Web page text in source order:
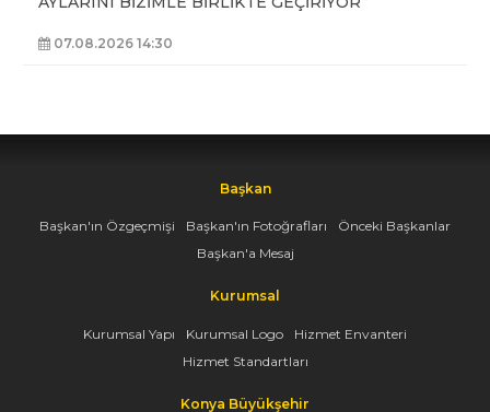
07.08.2026 14:30
Başkan
Başkan'ın Özgeçmişi Başkan'ın Fotoğrafları
Önceki Başkanlar
Başkan'a Mesaj
Kurumsal
Kurumsal Yapı Kurumsal Logo
Hizmet Envanteri
Hizmet Standartları
Konya Büyükşehir